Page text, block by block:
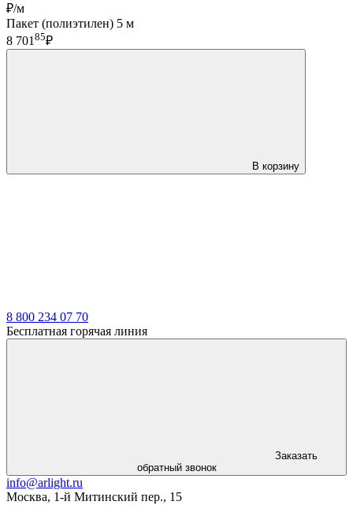
₽/м
Пакет (полиэтилен) 5 м
8 701 85₽
В корзину
8 800 234 07 70
Бесплатная горячая линия
Заказать
обратный звонок
info@arlight.ru
Москва, 1-й Митинский пер., 15